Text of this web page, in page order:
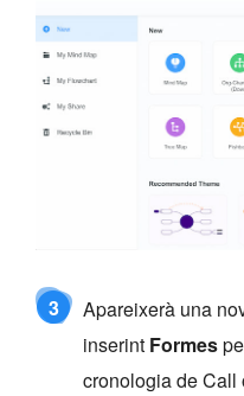
3
Apareixerà una
inserint Formes
cronologia de Call